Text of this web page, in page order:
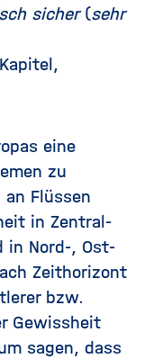
sicher(sehr
eine
zu
Flüssen
in Zentral-
in Nord-, Ost-
Zeithorizont
bzw.
Gewissheit
sagen, dass